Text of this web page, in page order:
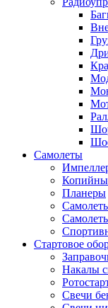
Самолеты
Планеры
Стартовое
Накалы
Свечи